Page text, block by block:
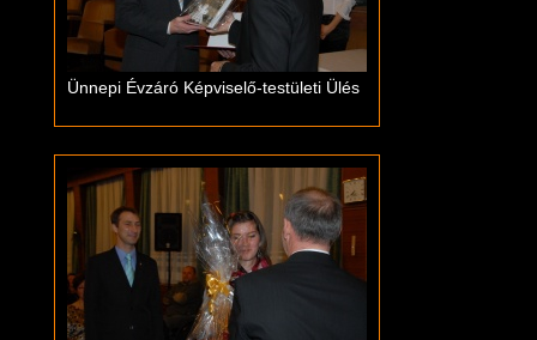
Ünnepi Évzáró Képviselő-testületi Ülés